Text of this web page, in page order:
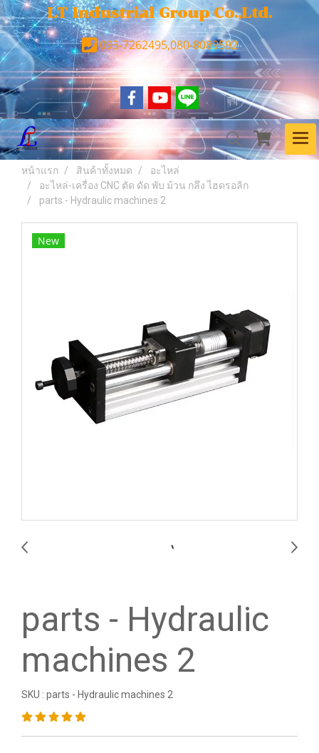
LT Industrial Group Co.,Ltd.
093-7262495,080-8089592
หน้าแรก สินค้าทั้งหมด
อะไหล่
อะไหล่-เครื่อง CNC ตัด ดัด พับ ม้วน กลึง ไฮดรอลิก
parts - Hydraulic machines 2
New
parts - Hydraulic
machines 2
SKU : parts - Hydraulic machines 2